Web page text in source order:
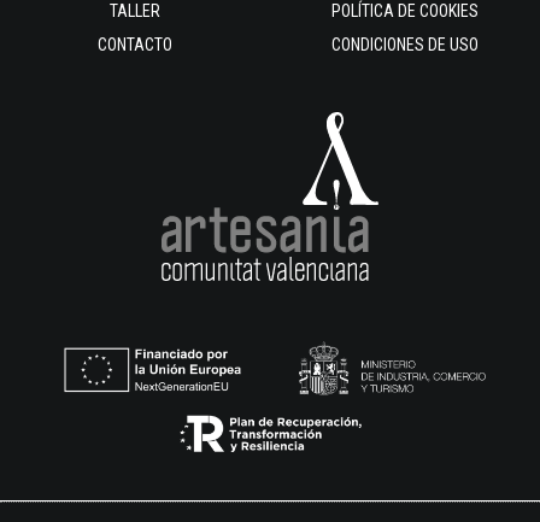
TALLER
CONTACTO
POLÍTICA DE COOKIES
CONDICIONES DE USO